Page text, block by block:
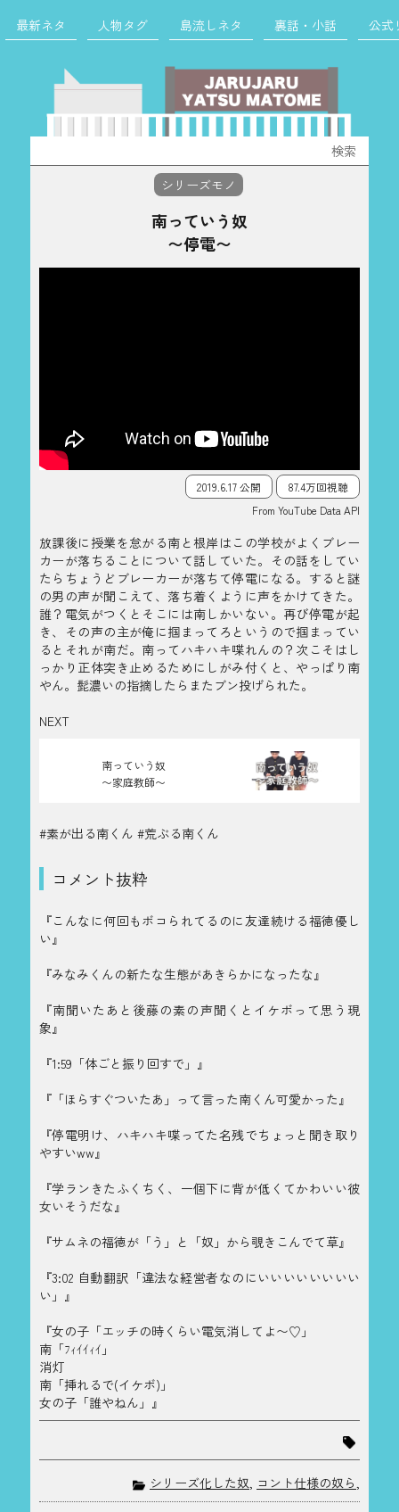
最新ネタ 人物タグ 島流しネタ 裏話・小話 公式
索:
シリーズモノ
南っていう奴
〜停電〜
2019.6.17 公開
87.4万回視聴
From YouTube Data API
放課後に授業を怠がる南と根岸はこの学校がよくブレー
カーが落ちることについて話していた。その話をしてい
たらちょうどブレーカーが落ちて停電になる。すると謎
の男の声が聞こえて、落ち着くように声をかけてきた。
誰？電気がつくとそこには南しかいない。再び停電が起
き、その声の主が俺に掴まってろというので掴まってい
るとそれが南だ。南ってハキハキ喋れんの？次こそはし
っかり正体突き止めるためにしがみ付くと、やっぱり南
やん。髭濃いの指摘したらまたブン投げられた。
NEXT
南っていう奴
〜家庭教師〜
#素が出る南くん #荒ぶる南くん
コメント抜粋
『こんなに何回もボコられてるのに友達続ける福徳優し
い』
『みなみくんの新たな生態があきらかになったな』
『南聞いたあと後藤の素の声聞くとイケボって思う現
象』
『1:59「体ごと振り回すで」』
『「ほらすぐついたあ」って言った南くん可愛かった』
『停電明け、ハキハキ喋ってた名残でちょっと聞き取り
やすいww』
『学ランきたふくちく、一個下に背が低くてかわいい彼
女いそうだな』
『サムネの福徳が「う」と「奴」から覗きこんでて草』
『3:02 自動翻訳「違法な経営者なのにいいいいいいいい
い」』
『女の子「エッチの時くらい電気消してよ〜♡」
南「ﾌｨｲｲｨｲ」
消灯
南「挿れるで(イケボ)」
女の子「誰やねん」』
シリーズ化した奴, コント仕様の奴ら,